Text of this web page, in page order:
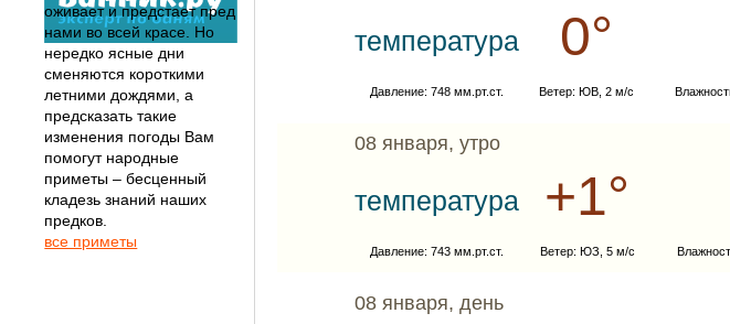
оживает и предстает пред
нами во всей красе. Но
нередко ясные дни
сменяются короткими
летними дождями, а
предсказать такие
изменения погоды Вам
помогут народные
приметы – бесценный
кладезь знаний наших
предков.
все приметы
температура 0°
Давление: 748 мм.рт.ст. Ветер: ЮВ, 2 м/с
08 января, утро
температура +1°
Давление: 743 мм.рт.ст. Ветер: ЮЗ, 5 м/с
08 января, день